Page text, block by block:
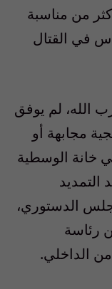
من مناسبة
في القتال
الله، لم يوفق
مجابهة أو
خانة الوسطية
التمديد
الدستوري،
رئاسة
الداخلي.